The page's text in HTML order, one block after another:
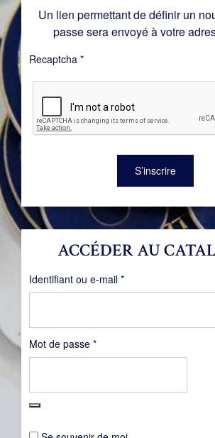
ACCÉDER AU
Identifiant ou e-mail *Obligatoire
Mot de passe *Obligatoire
Un lien permettant de définir un
passe sera envoyé à votre
Recaptcha *
S’inscrire